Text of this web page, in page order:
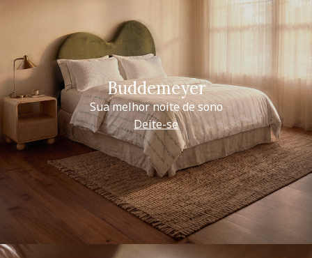
Buddemeyer
Sua melhor noite de sono
Deite-se